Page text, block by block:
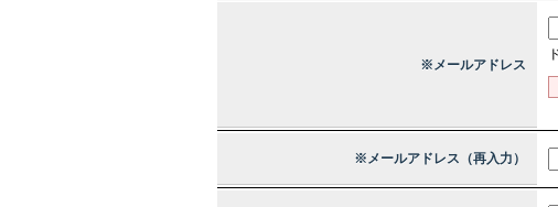
※メールアドレス
※メールアドレス（再入力）